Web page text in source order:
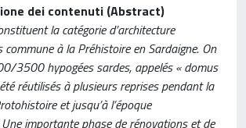
dei contenuti (Abstract)
la catégorie d’architecture
à la Préhistoire en Sardaigne. On
3500 hypogées sardes, appelés « domus
réutilisés à plusieurs reprises pendant la
et jusqu’à l’époque
importante phase de rénovations et de